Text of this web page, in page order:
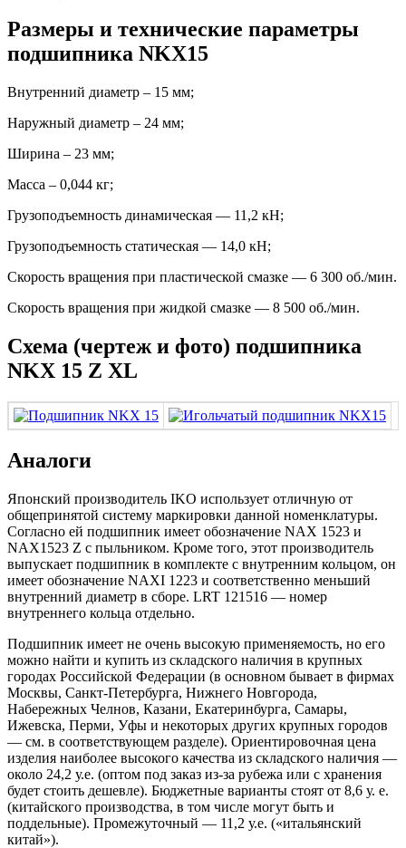
Размеры и технические параметры
подшипника NKX15
Внутренний диаметр – 15 мм;
Наружный диаметр – 24 мм;
Ширина – 23 мм;
Масса – 0,044 кг;
Грузоподъемность динамическая — 11,2 кН;
Грузоподъемность статическая — 14,0 кН;
Скорость вращения при пластической смазке — 6 300 об./мин.
Скорость вращения при жидкой смазке — 8 500 об./мин.
Схема (чертеж и фото) подшипника
NKX 15 Z XL
Аналоги
Японский производитель IKO использует отличную от
общепринятой систему маркировки данной номенклатуры.
Согласно ей подшипник имеет обозначение NAX 1523 и
NAX1523 Z с пыльником. Кроме того, этот производитель
выпускает подшипник в комплекте с внутренним кольцом, он
имеет обозначение NAXI 1223 и соответственно меньший
внутренний диаметр в сборе. LRT 121516 — номер
внутреннего кольца отдельно.
Подшипник имеет не очень высокую применяемость, но его
можно найти и купить из складского наличия в крупных
городах Российской Федерации (в основном бывает в фирмах
Москвы, Санкт-Петербурга, Нижнего Новгорода,
Набережных Челнов, Казани, Екатеринбурга, Самары,
Ижевска, Перми, Уфы и некоторых других крупных городов
— см. в соответствующем разделе). Ориентировочная цена
изделия наиболее высокого качества из складского наличия —
около 24,2 у.е. (оптом под заказ из-за рубежа или с хранения
будет стоить дешевле). Бюджетные варианты стоят от 8,6 у. е.
(китайского производства, в том числе могут быть и
поддельные). Промежуточный — 11,2 у.е. («итальянский
китай»).